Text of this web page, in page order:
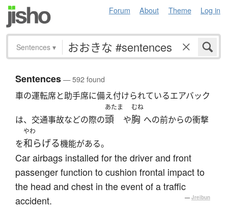
Forum About Theme Log in
Sentences ▾
Sentences— 592 found
車の運転席と助手席に備え付けられているエアバック
は、交通事故などの際の
あたま
頭 や
むね
胸 への前からの衝撃
を
やわ
和らげる機能がある。
Car airbags installed for the driver and front
passenger function to cushion frontal impact to
the head and chest in the event of a traffic
accident.
— Jreibun